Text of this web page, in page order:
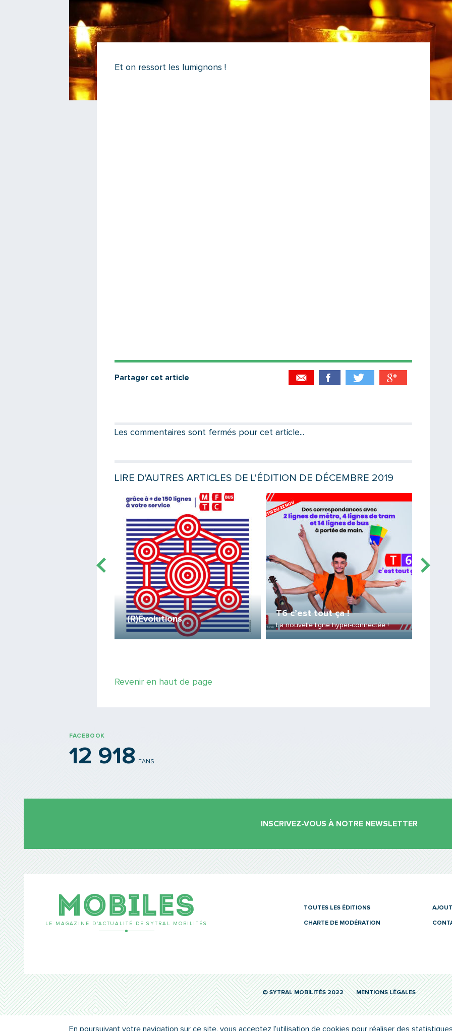
Et on ressort les lumignons !
Partager cet article
Votre email
Message
Les commentaires sont fermés pour cet article...
LIRE D'AUTRES ARTICLES DE L'ÉDITION DE DÉCEMBRE 2019
Lire la suite Lire la suite
(R)Évolutions
T6 c’est tout ça !
La nouvelle ligne hyper-connectée !
Revenir en haut de page
FACEBOOK
12 918 FANS
INSCRIVEZ-VOUS À NOTRE NEWSLETTER
LE MAGAZINE D’ACTUALITÉ DE SYTRAL MOBILITÉS
TOUTES LES ÉDITIONS
CHARTE DE MODÉRATION
© SYTRAL MOBILITÉS 2022 MENTIONS LÉGALES
En poursuivant votre navigation sur ce site, vous acceptez l’utilisation de cookies pour réaliser des